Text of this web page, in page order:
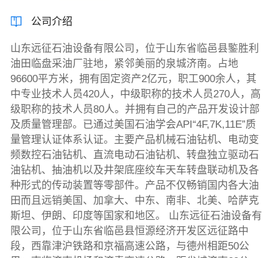
公司介绍
山东远征石油设备有限公司，位于山东省临邑县鍳胜利
油田临盘采油厂驻地，紧邻美丽的泉城济南。占地
96600平方米，拥有固定资产2亿元，职工900余人，其
中专业技术人员420人，中级职称的技术人员270人，高
级职称的技术人员80人。并拥有自己的产品开发设计部
及质量管理部。已通过美国石油学会API“4F,7K,11E”质
量管理认证体系认证。主要产品机械石油钻机、电动变
频数控石油钻机、直流电动石油钻机、转盘独立驱动石
油钻机、抽油机以及井架底座绞车天车转盘联动机及各
种形式的传动装置等零部件。产品不仅畅销国内各大油
田而且远销美国、加拿大、中东、南非、北美、哈萨克
斯坦、伊朗、印度等国家和地区。 山东远征石油设备有
限公司，位于山东省临邑县恒源经济开发区远征路中
段，西靠津沪铁路和京福高速公路，与德州相距50公